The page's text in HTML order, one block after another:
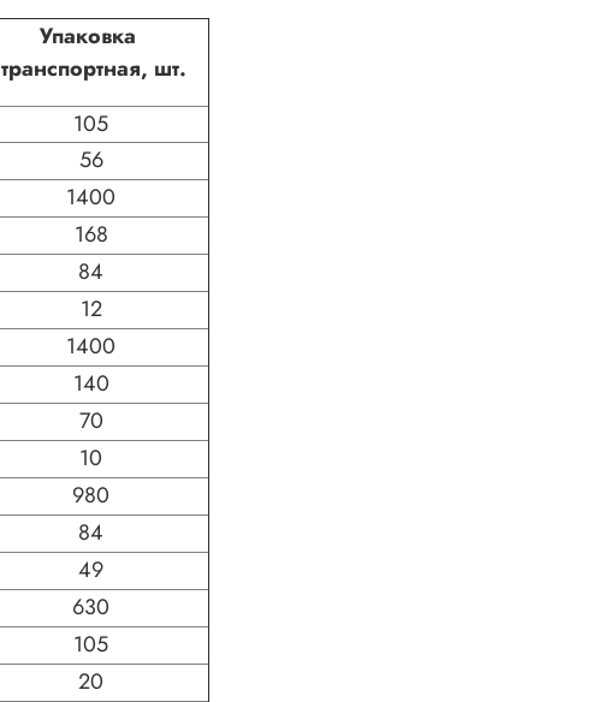
Упаковка
транспортная, шт.
105
56
1400
168
84
12
1400
140
70
10
980
84
49
630
105
20